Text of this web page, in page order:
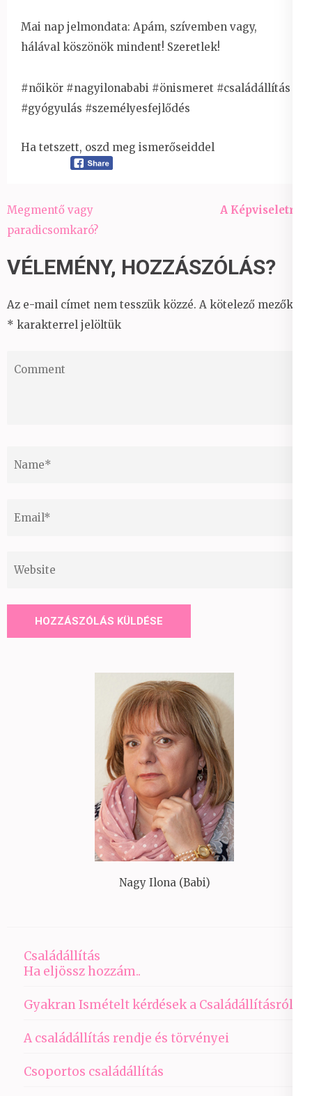
Mai nap jelmondata: Apám, szívemben vagy,
hálával köszönök mindent! Szeretlek!
#nőikör #nagyilonababi #önismeret #családállítás
#gyógyulás #személyesfejlődés
Ha tetszett, oszd meg ismerőseiddel
Bejegyzés
navigáció
Megmentő vagy
paradicsomkaró?
A Képviseletről
VÉLEMÉNY, HOZZÁSZÓLÁS?
Az e-mail címet nem tesszük közzé. A kötelező mezőket
* karakterrel jelöltük
Nagy Ilona (Babi)
Családállítás
Ha eljössz hozzám..
Gyakran Ismételt kérdések a Családállításról
A családállítás rendje és törvényei
Csoportos családállítás